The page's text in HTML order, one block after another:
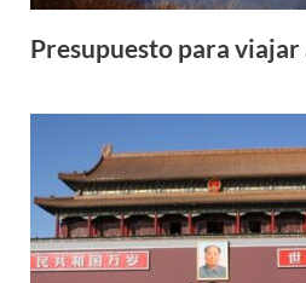
Presupuesto para viajar